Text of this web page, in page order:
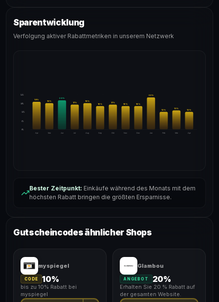
Sparentwicklung
Verfolgung aktiver Rabattmetriken in unserem Netzwerk
24%
18%
12%
6%
0%
Apr
19%
Mai
18%
Jun
20%
Jul
17%
Aug
18%
Sep
16%
Okt
17%
Nov
16%
Dez
16%
Jan
22%
Feb
12%
Mär
13%
Apr
12%
Bester Zeitpunkt: Einkäufe während des Monats mit dem
höchsten Rabatt bringen die größten Ersparnisse.
Gutscheincodes ähnlicher Shops
myspiegel
CODE 10%
bis zu 10% Rabatt bei
myspiegel
Glambou
ANGEBOT 20%
Erhalten Sie 20 % Rabatt auf
der gesamten Website.